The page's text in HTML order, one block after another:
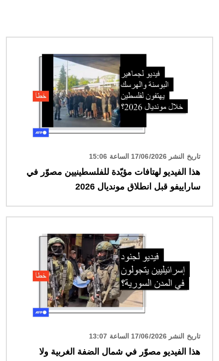
تاريخ النشر 17/06/2026 الساعة 15:06
هذا الفيديو لهتافات مؤيّدة للفلسطينيين مصوّر في
ساراييفو قبل انطلاق مونديال 2026
تاريخ النشر 17/06/2026 الساعة 13:07
هذا الفيديو مصوّر في شمال الضفة الغربية ولا